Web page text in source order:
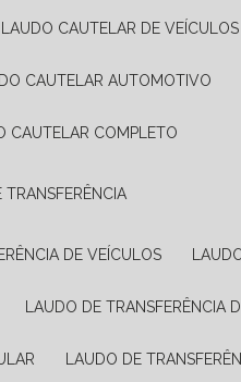
LAUDO CAUTELAR DE VEÍCULOS
CAUTELAR AUTOMOTIVO
CAUTELAR COMPLETO
TRANSFERÊNCIA
DE VEÍCULOS
LAUDO DE TRANSFERÊNCIA
LAUDO DE